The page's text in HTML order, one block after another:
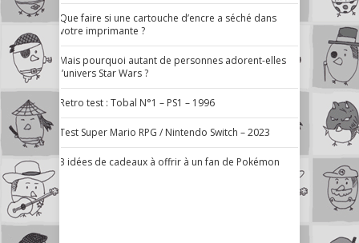
Que faire si une cartouche d’encre a séché dans
votre imprimante ?
Mais pourquoi autant de personnes adorent-elles
l’univers Star Wars ?
Retro test : Tobal N°1 – PS1 – 1996
Test Super Mario RPG / Nintendo Switch – 2023
3 idées de cadeaux à offrir à un fan de Pokémon